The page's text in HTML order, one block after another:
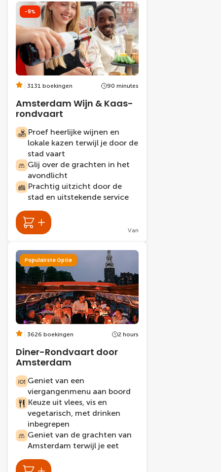
-9%
3131 boekingen 90 minutes
Amsterdam Wijn & Kaas-
rondvaart
Proef heerlijke wijnen en
lokale kazen terwijl je door de
stad vaart
Glij over de grachten in het
avondlicht
Prachtig uitzicht door de
stad en uitstekende service
Van
Populairste Optie
3626 boekingen 2 hours
Diner-Rondvaart door
Amsterdam
Geniet van een
viergangenmenu aan boord
Keuze uit vlees, vis en
vegetarisch, met drinken
inbegrepen
Geniet van de grachten van
Amsterdam terwijl je eet